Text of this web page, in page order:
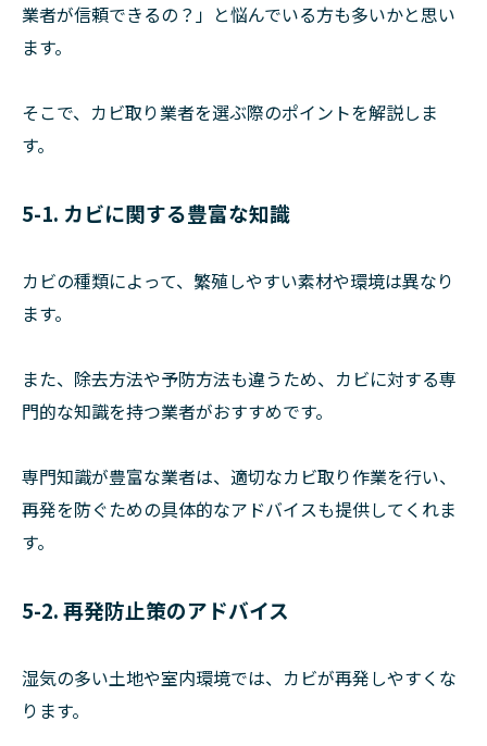
業者が信頼できるの？」と悩んでいる方も多いかと思い
ます。
そこで、カビ取り業者を選ぶ際のポイントを解説しま
す。
5-1. カビに関する豊富な知識
カビの種類によって、繁殖しやすい素材や環境は異なり
ます。
また、除去方法や予防方法も違うため、カビに対する専
門的な知識を持つ業者がおすすめです。
専門知識が豊富な業者は、適切なカビ取り作業を行い、
再発を防ぐための具体的なアドバイスも提供してくれま
す。
5-2. 再発防止策のアドバイス
湿気の多い土地や室内環境では、カビが再発しやすくな
ります。